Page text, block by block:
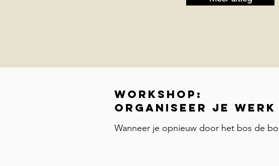
Workshop:
organiseer je werk
Wanneer je opnieuw door het bos de